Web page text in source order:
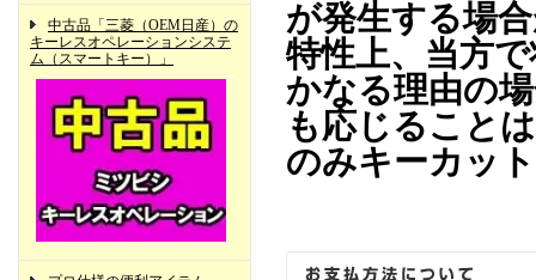
中古品「三菱（OEM日産）の
キーレスオペレーションシステ
ム（スマートキー）」
が発生する場
特性上、当方
かなる理由の
も応じること
のみキーカッ